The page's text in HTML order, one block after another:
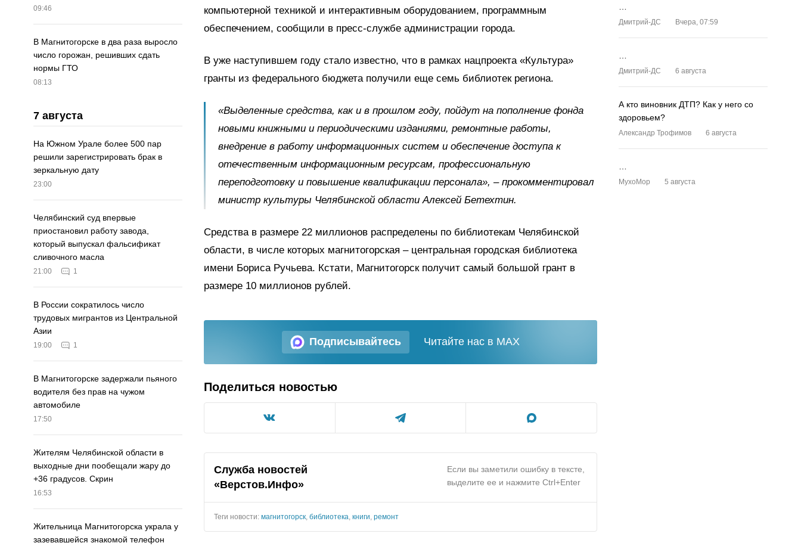
09:46
В Магнитогорске в два раза выросло
число горожан, решивших сдать
нормы ГТО
08:13
7 августа
На Южном Урале более 500 пар
решили зарегистрировать брак в
зеркальную дату
23:00
Челябинский суд впервые
приостановил работу завода,
который выпускал фальсификат
сливочного масла
21:00 1
В России сократилось число
трудовых мигрантов из Центральной
Азии
19:00 1
В Магнитогорске задержали пьяного
водителя без прав на чужом
автомобиле
17:50
Жителям Челябинской области в
выходные дни пообещали жару до
+36 градусов. Скрин
16:53
Жительница Магнитогорска украла у
зазевавшейся знакомой телефон
компьютерной техникой и интерактивным оборудованием, программным
обеспечением, сообщили в пресс-службе администрации города.
В уже наступившем году стало известно, что в рамках нацпроекта «Культура»
гранты из федерального бюджета получили еще семь библиотек региона.
«Выделенные средства, как и в прошлом году, пойдут на пополнение фонда
новыми книжными и периодическими изданиями, ремонтные работы,
внедрение в работу информационных систем и обеспечение доступа к
отечественным информационным ресурсам, профессиональную
переподготовку и повышение квалификации персонала», – прокомментировал
министр культуры Челябинской области Алексей Бетехтин.
Средства в размере 22 миллионов распределены по библиотекам Челябинской
области, в числе которых магнитогорская – центральная городская библиотека
имени Бориса Ручьева. Кстати, Магнитогорск получит самый большой грант в
размере 10 миллионов рублей.
Подписывайтесь Читайте нас в MAX
Поделиться новостью
Служба новостей
«Верстов.Инфо»
Если вы заметили ошибку в тексте,
выделите ее и нажмите Ctrl+Enter
Теги новости: магнитогорск библиотека книги ремонт
Дмитрий-ДС Вчера, 07:59
Дмитрий-ДС 6 августа
А кто виновник ДТП? Как у него со
здоровьем?
Александр Трофимов 6 августа
MyxoMop 5 августа